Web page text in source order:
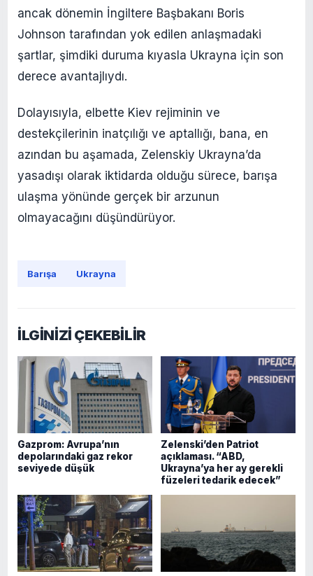
ancak dönemin İngiltere Başbakanı Boris
Johnson tarafından yok edilen anlaşmadaki
şartlar, şimdiki duruma kıyasla Ukrayna için son
derece avantajlıydı.
Dolayısıyla, elbette Kiev rejiminin ve
destekçilerinin inatçılığı ve aptallığı, bana, en
azından bu aşamada, Zelenskiy Ukrayna’da
yasadışı olarak iktidarda olduğu sürece, barışa
ulaşma yönünde gerçek bir arzunun
olmayacağını düşündürüyor.
Barışa Ukrayna
İLGİNİZİ ÇEKEBİLİR
Gazprom: Avrupa’nın
depolarındaki gaz rekor
seviyede düşük
Zelenski’den Patriot
açıklaması. “ABD,
Ukrayna’ya her ay gerekli
füzeleri tedarik edecek”